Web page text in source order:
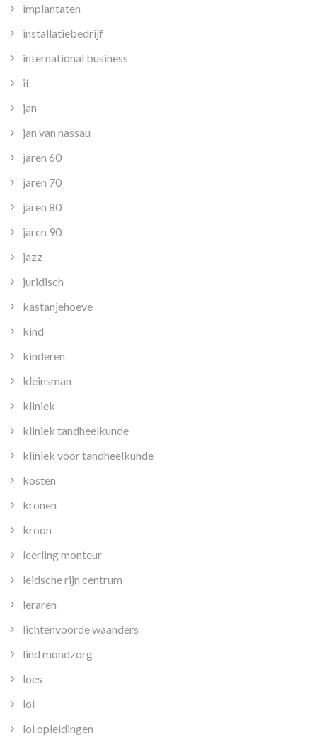
implantaten
installatiebedrijf
international business
it
jan
jan van nassau
jaren 60
jaren 70
jaren 80
jaren 90
jazz
juridisch
kastanjehoeve
kind
kinderen
kleinsman
kliniek
kliniek tandheelkunde
kliniek voor tandheelkunde
kosten
kronen
kroon
leerling monteur
leidsche rijn centrum
leraren
lichtenvoorde waanders
lind mondzorg
loes
loi
loi opleidingen